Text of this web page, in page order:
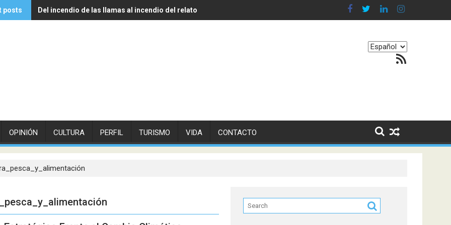
posts Del incendio de las llamas al incendio del relato
Experto de Vithas explica cómo las olas de calor influyen en nuestro equilibrio emocional
Elegir
Feed RSS
OPINIÓN CULTURA PERFIL TURISMO VIDA CONTACTO